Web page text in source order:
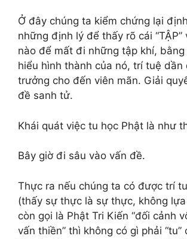
Ở đây chúng ta kiểm chứng lại
những định lý để thấy rõ cái “TẬP”
nào để mất đi những tập khí, bằng
hiểu hình thành của nó, trí tuệ dần
trưởng cho đến viên mãn. Giải
đề sanh tử.
Khái quát việc tu học Phật là như
Bây giờ đi sâu vào vấn đề.
Thực ra nếu chúng ta có được trí
(thấy sự thực là sự thực, không
còn gọi là Phật Tri Kiến “đối cảnh
vấn thiền” thì không có gì phải “tu”